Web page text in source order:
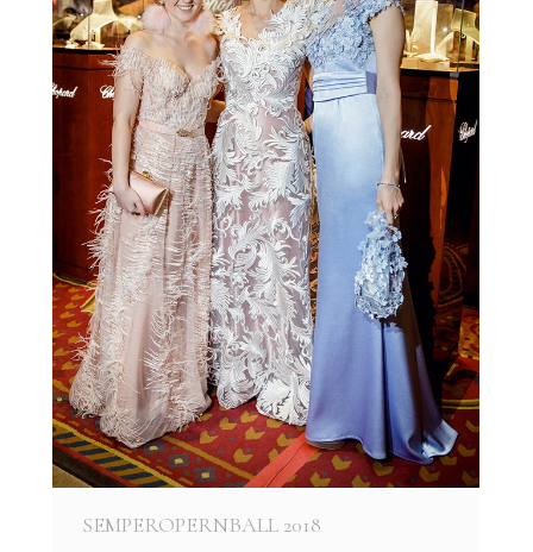
SEMPEROPERNBALL 2018